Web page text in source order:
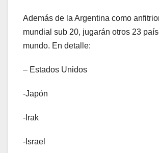
Además de la Argentina como
mundial sub 20, jugarán otros 23
mundo. En detalle:
– Estados Unidos
-Japón
-Irak
-Israel